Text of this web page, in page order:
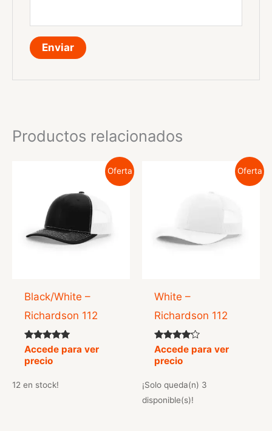
Productos relacionados
Oferta
Black/White –
Richardson 112
Valorado
con
5.00
Accede para ver
precio
12 en stock!
Oferta
White –
Richardson 112
Valorado
con
4.00
Accede para ver
precio
¡Solo queda(n) 3
disponible(s)!